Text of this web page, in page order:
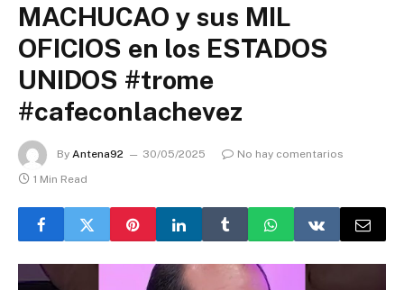
MACHUCAO y sus MIL
OFICIOS en los ESTADOS
UNIDOS #trome
#cafeconlachevez
By Antena92 30/05/2025
No hay comentarios
1 Min Read